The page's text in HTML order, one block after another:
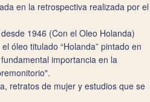
en la retrospectiva realizada por el
1946 (Con el Oleo Holanda)
óleo titulado “Holanda” pintado en
importancia en la
retratos de mujer y estudios que se